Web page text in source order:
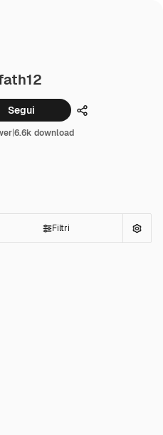
Segui Condividi
|6.6k download
Filtri